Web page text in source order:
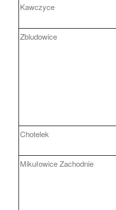
Kawczyce
Zbludowice
Chotelek
Mikułowice Zachodnie